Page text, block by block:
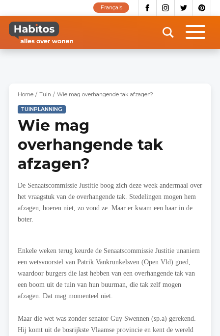
naar
inhoud
gaan
Français
Home Tuin Wie mag overhangende tak afzagen?
TUINPLANNING
Wie mag
overhangende tak
afzagen?
De Senaatscommissie Justitie boog zich deze week andermaal over
het vraagstuk van de overhangende tak. Stedelingen mogen hem
afzagen, boeren niet, zo vond ze. Maar er kwam een haar in de
boter.
Enkele weken terug keurde de Senaatscommissie Justitie unaniem
een wetsvoorstel van Patrik Vankrunkelsven (Open Vld) goed,
waardoor burgers die last hebben van een overhangende tak van
een boom uit de tuin van hun buurman, die tak zelf mogen
afzagen. Dat mag momenteel niet.
Maar die wet was zonder senator Guy Swennen (sp.a) gerekend.
Hij komt uit de bosrijkste Vlaamse provincie en kent de wereld